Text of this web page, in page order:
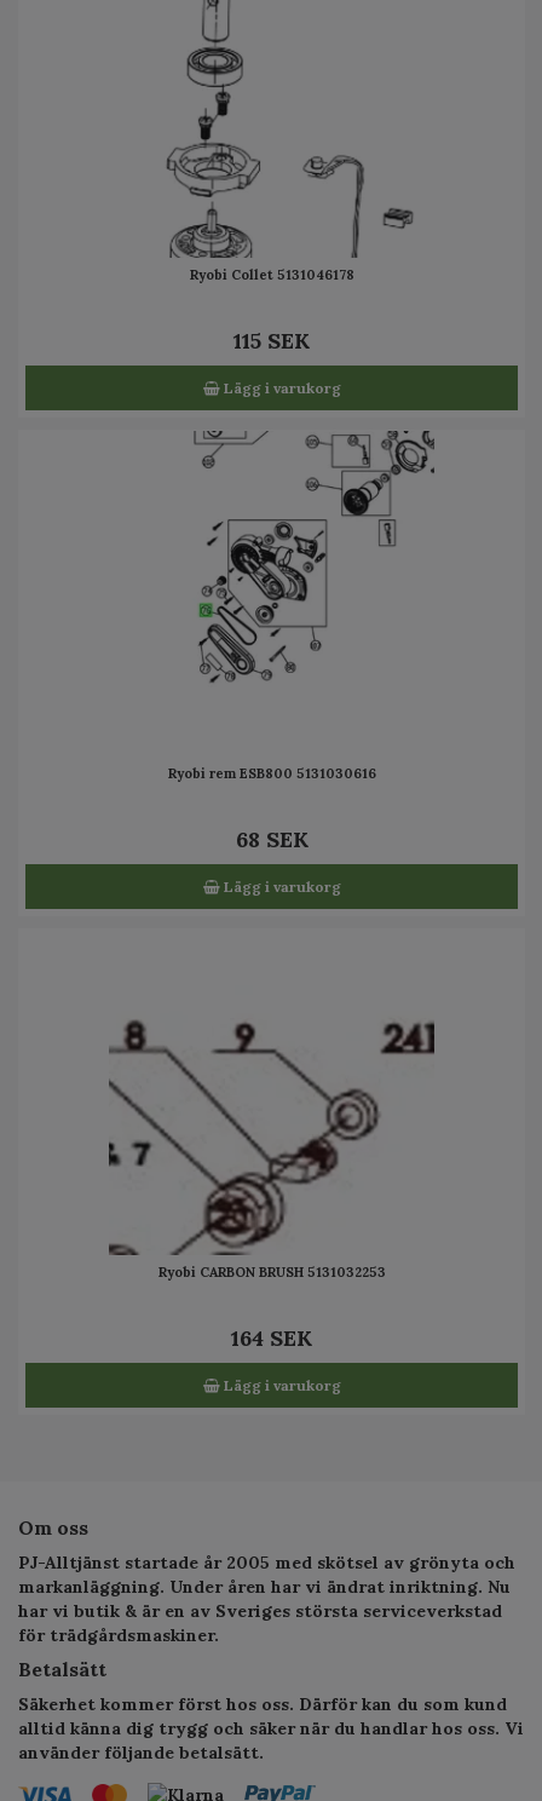
Ryobi Collet 5131046178
115 SEK
Lägg i varukorg
Ryobi rem ESB800 5131030616
68 SEK
Lägg i varukorg
Ryobi CARBON BRUSH 5131032253
164 SEK
Lägg i varukorg
Om oss
PJ-Alltjänst startade år 2005 med skötsel av grönyta och
markanläggning. Under åren har vi ändrat inriktning. Nu
har vi butik & är en av Sveriges största serviceverkstad
för trädgårdsmaskiner.
Betalsätt
Säkerhet kommer först hos oss. Därför kan du som kund
alltid känna dig trygg och säker när du handlar hos oss. Vi
använder följande betalsätt.